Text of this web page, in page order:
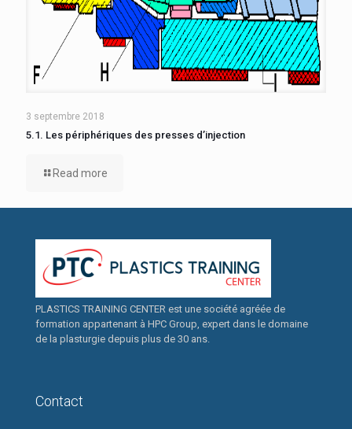
3 septembre 2018
5.1. Les périphériques des presses d’injection
Read more
PLASTICS TRAINING CENTER est une société agréée de
formation appartenant à HPC Group, expert dans le domaine
de la plasturgie depuis plus de 30 ans.
Contact